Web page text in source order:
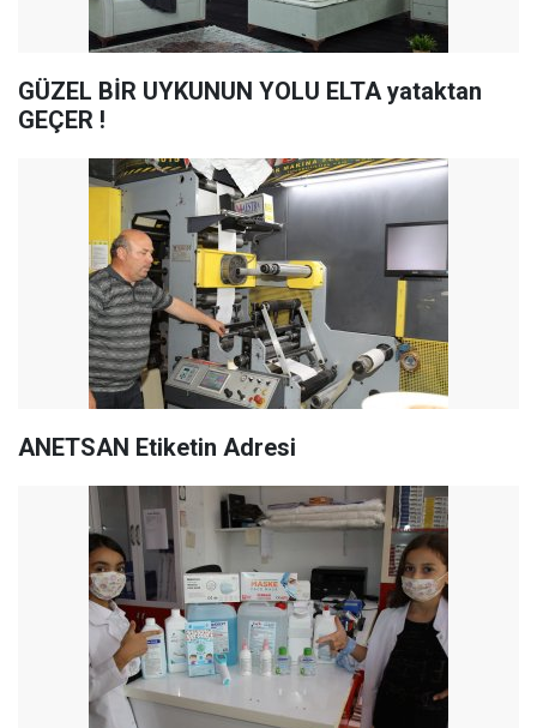
GÜZEL BİR UYKUNUN YOLU ELTA yataktan
GEÇER !
ANETSAN Etiketin Adresi